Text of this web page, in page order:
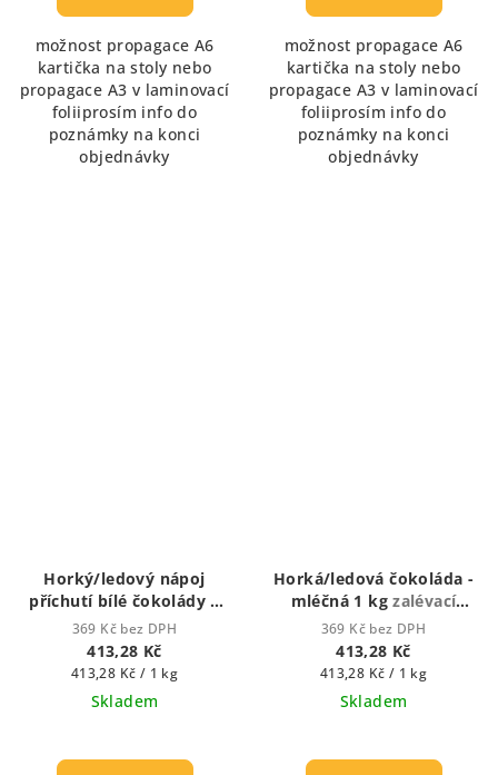
možnost propagace A6
kartička na stoly nebo
propagace A3 v laminovací
foliiprosím info do
poznámky na konci
objednávky
z
5
hvězdiček.
možnost propagace A6
kartička na stoly nebo
propagace A3 v laminovací
foliiprosím info do
poznámky na konci
objednávky
Horký/ledový nápoj
příchutí bílé čokolády 1
Horká čokoláda -
zalévací horkou vodou
nebo mlékem)
369 Kč bez DPH
413,28 Kč
Měrná
cena:
413,28 Kč / 1 kg
Skladem
Horká/ledová čokoláda -
mléčná 1 kgzalévací
vodou nebo mlékem)
369 Kč bez DPH
413,28 Kč
Měrná
cena:
413,28 Kč / 1 kg
Skladem